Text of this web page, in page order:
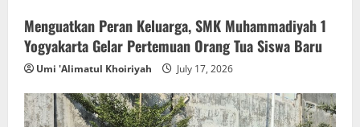
Menguatkan Peran Keluarga, SMK Muhammadiyah 1
Yogyakarta Gelar Pertemuan Orang Tua Siswa Baru
Umi 'Alimatul Khoiriyah July 17, 2026